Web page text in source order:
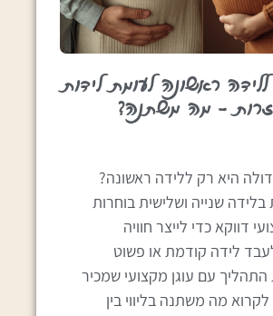
ללידה ראשונה לעומת לידות
– מה משתנה?
היא רק ללידה ראשונה?
בלידה שנייה ושלישית בוחרות
דווקא כדי לייצר חוויה
לידה קודמת או פשוט
עם עוגן מקצועי שמכיר
לקרוא מה משתנה בליווי בין